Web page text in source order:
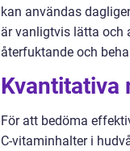
kan användas
är vanligtvis lätta och
återfuktande och
Kvantitativa
För att bedöma
C-vitaminhalter i